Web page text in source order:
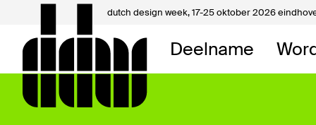
dutch design week,17-25 oktober 2026
Deelname
Mijn
Over